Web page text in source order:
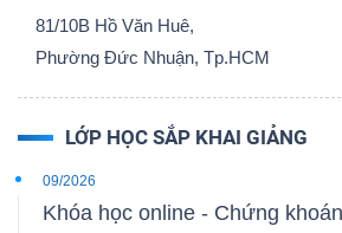
81/10B Hồ Văn Huê,
Phường Đức Nhuận, Tp.HCM
LỚP HỌC SẮP KHAI GIẢNG
09/2026
Khóa học online - Chứng